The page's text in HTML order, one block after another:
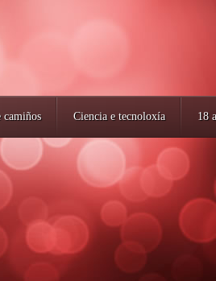
camiños Ciencia e tecnoloxía 18